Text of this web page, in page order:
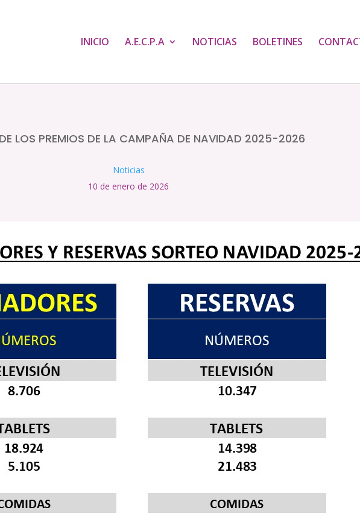
INICIO A.E.C.P.A NOTICIAS BOLETINES
LOS PREMIOS DE LA CAMPAÑA DE NAVIDAD 2025-2026
Noticias
10 de enero de 2026